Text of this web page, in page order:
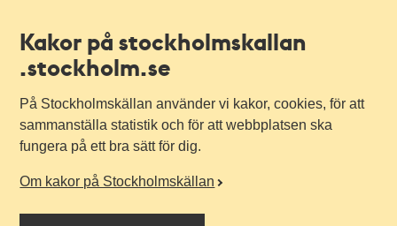
Kakor på stockholmskallan
.stockholm.se
På Stockholmskällan använder vi kakor, cookies, för att
sammanställa statistik och för att webbplatsen ska
fungera på ett bra sätt för dig.
Om kakor på Stockholmskällan